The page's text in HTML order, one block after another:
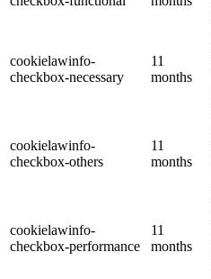
cookielawinfo-
checkbox-necessary
11
months
cookielawinfo-
checkbox-others
11
months
cookielawinfo-
checkbox-performance
11
months